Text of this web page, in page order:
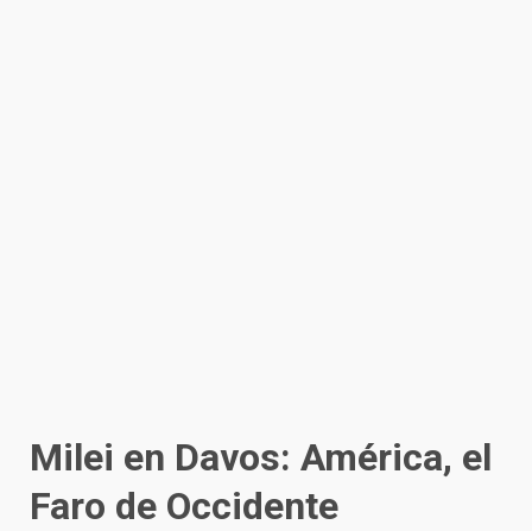
Milei en Davos: América, el
Faro de Occidente